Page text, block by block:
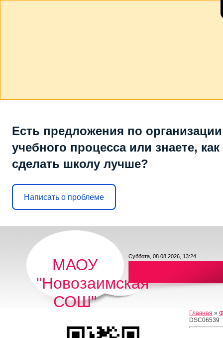
Есть предложения по организации
учебного процесса или знаете, как
сделать школу лучше?
Написать о проблеме
МАОУ
"Новозаимская
СОШ"
Суббота, 08.08.2026, 13:24
Главная »
DSC06539